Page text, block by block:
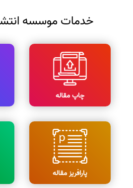
خدمات موسسه
چاپ مقاله
پارافریز مقاله